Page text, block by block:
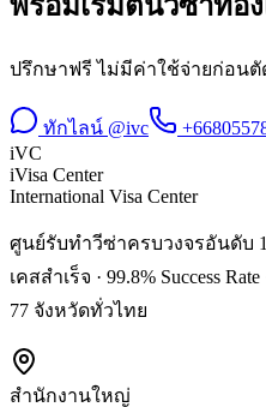
พร้อมเริ่มต้นวีซ่าท่อ
ปรึกษาฟรี ไม่มีค่าใช้จ่ายก่อน
ทักไลน์ @ivc
iVC
iVisa Center
International Visa Center
ศูนย์รับทำวีซ่าครบวงจรอันดับ
เคสสำเร็จ · 99.8% Success
77 จังหวัดทั่วไทย
สำนักงานใหญ่